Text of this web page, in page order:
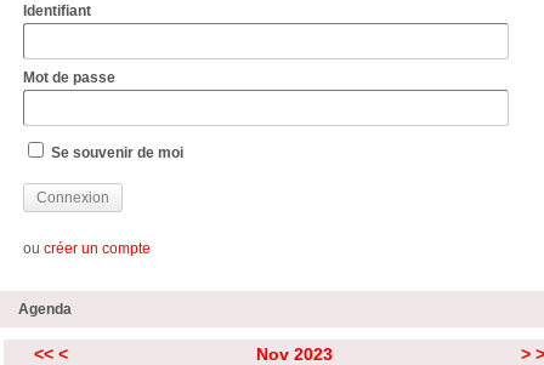
Identifiant
Mot de passe
Se souvenir de moi
ou créer un compte
Agenda
<< < Nov 2023 >